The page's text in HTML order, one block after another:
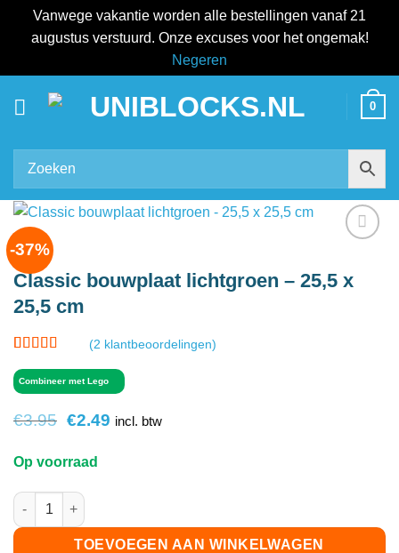
Vanwege vakantie worden alle bestellingen vanaf 21
augustus verstuurd. Onze excuses voor het ongemak!
Negeren
0
-37%
Classic bouwplaat lichtgroen – 25,5 x
25,5 cm
4.5op 5
gebaseerd
waarderingen
(2 klantbeoordelingen)
Combineer met Lego
€3.95 Oorspronkelijke
was:
€3.95.
€2.49Huidige
incl. btw
Op voorraad
Classic bouwplaat lichtgroen - 25,5 x 25,5 cm aantal
TOEVOEGEN AAN WINKELWAGEN